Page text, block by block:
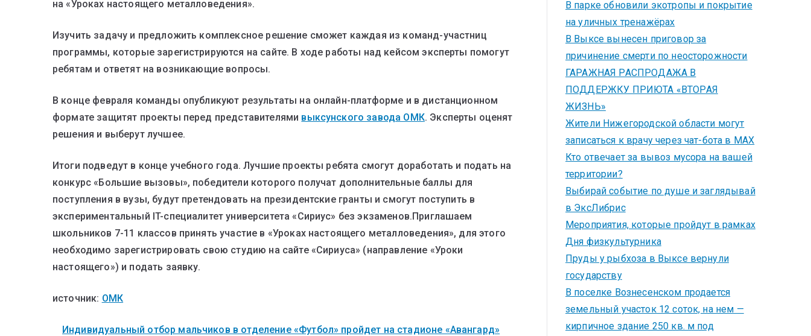
на «Уроках настоящего металловедения».
Изучить задачу и предложить комплексное решение сможет каждая из команд-участниц
программы, которые зарегистрируются на сайте. В ходе работы над кейсом эксперты помогут
ребятам и ответят на возникающие вопросы.
В конце февраля команды опубликуют результаты на онлайн-платформе и в дистанционном
формате защитят проекты перед представителями выксунского завода ОМК. Эксперты оценят
решения и выберут лучшее.
Итоги подведут в конце учебного года. Лучшие проекты ребята смогут доработать и подать на
конкурс «Большие вызовы», победители которого получат дополнительные баллы для
поступления в вузы, будут претендовать на президентские гранты и смогут поступить в
экспериментальный IT-специалитет университета «Сириус» без экзаменов.Приглашаем
школьников 7-11 классов принять участие в «Уроках настоящего металловедения», для этого
необходимо зарегистрировать свою студию на сайте «Сириуса» (направление «Уроки
настоящего») и подать заявку.
источник: ОМК
Индивидуальный отбор мальчиков в отделение «Футбол» пройдет на стадионе «Авангард»
В парке обновили экотропы и покрытие
на уличных тренажёрах
В Выксе вынесен приговор за
причинение смерти по неосторожности
ГАРАЖНАЯ РАСПРОДАЖА В
ПОДДЕРЖКУ ПРИЮТА «ВТОРАЯ
ЖИЗНЬ»
Жители Нижегородской области могут
записаться к врачу через чат-бота в MAX
Кто отвечает за вывоз мусора на вашей
территории?
Выбирай событие по душе и заглядывай
в ЭксЛибрис
Мероприятия, которые пройдут в рамках
Дня физкультурника
Пруды у рыбхоза в Выксе вернули
государству
В поселке Вознесенском продается
земельный участок 12 соток, на нем —
кирпичное здание 250 кв. м под